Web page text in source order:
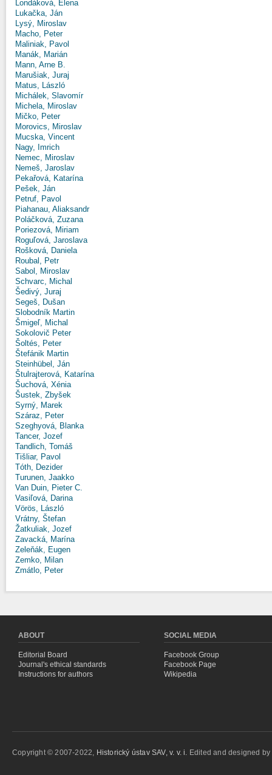
Londáková, Elena
Lukačka, Ján
Lysý, Miroslav
Macho, Peter
Maliniak, Pavol
Manák, Marián
Mann, Arne B.
Marušiak, Juraj
Matus, László
Michálek, Slavomír
Michela, Miroslav
Mičko, Peter
Morovics, Miroslav
Mucska, Vincent
Nagy, Imrich
Nemec, Miroslav
Nemeš, Jaroslav
Pekařová, Katarína
Pešek, Ján
Petruf, Pavol
Piahanau, Aliaksandr
Poláčková, Zuzana
Poriezová, Miriam
Roguľová, Jaroslava
Rošková, Daniela
Roubal, Petr
Sabol, Miroslav
Schvarc, Michal
Šedivý, Juraj
Segeš, Dušan
Slobodník Martin
Šmigeľ, Michal
Sokolovič Peter
Šoltés, Peter
Štefánik Martin
Steinhübel, Ján
Štulrajterová, Katarína
Šuchová, Xénia
Šustek, Zbyšek
Syrný, Marek
Száraz, Peter
Szeghyová, Blanka
Tancer, Jozef
Tandlich, Tomáš
Tišliar, Pavol
Tóth, Dezider
Turunen, Jaakko
Van Duin, Pieter C.
Vasiľová, Darina
Vörös, László
Vrátny, Štefan
Žatkuliak, Jozef
Zavacká, Marína
Zeleňák, Eugen
Zemko, Milan
Zmátlo, Peter
ABOUT
Editorial Board
Journal's ethical standards
Instructions for authors
SOCIAL MEDIA
Facebook Group
Facebook Page
Wikipedia
Copyright © 2007-2022, Historický ústav SAV, v. v. i. Edited and designed by